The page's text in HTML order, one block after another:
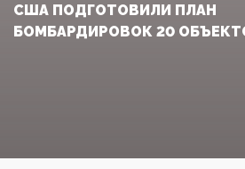
США ПОДГОТОВИЛИ ПЛАН
БОМБАРДИРОВОК 20